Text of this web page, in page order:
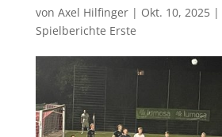
von Axel Hilfinger| Okt. 10, 2025|
Spielberichte Erste